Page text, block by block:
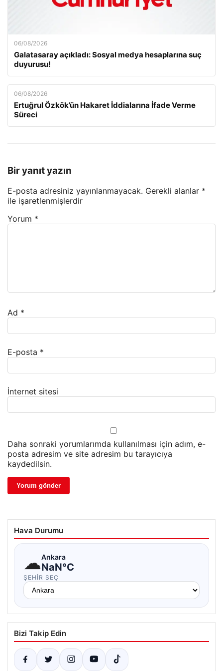
06/08/2026
Galatasaray açıkladı: Sosyal medya hesaplarına suç
duyurusu!
06/08/2026
Ertuğrul Özkök’ün Hakaret İddialarına İfade Verme
Süreci
Bir yanıt yazın
E-posta adresiniz yayınlanmayacak. Gerekli alanlar *
ile işaretlenmişlerdir
Yorum *
Ad *
E-posta *
İnternet sitesi
Daha sonraki yorumlarımda kullanılması için adım, e-
posta adresim ve site adresim bu tarayıcıya
kaydedilsin.
Hava Durumu
☁Ankara
NaN°C
ŞEHIR SEÇ
Bizi Takip Edin